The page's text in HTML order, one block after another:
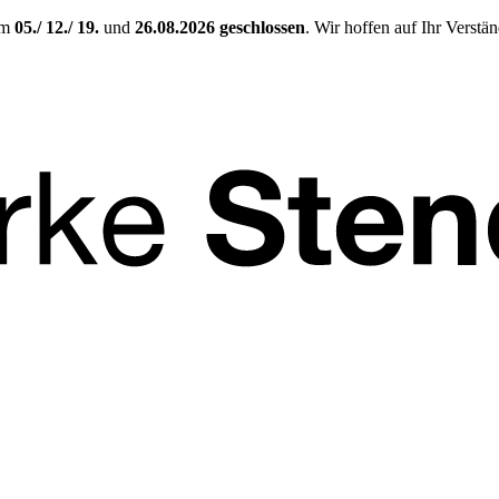
05./ 12./ 19. und 26.08.2026 geschlossen. Wir hoffen auf Ihr